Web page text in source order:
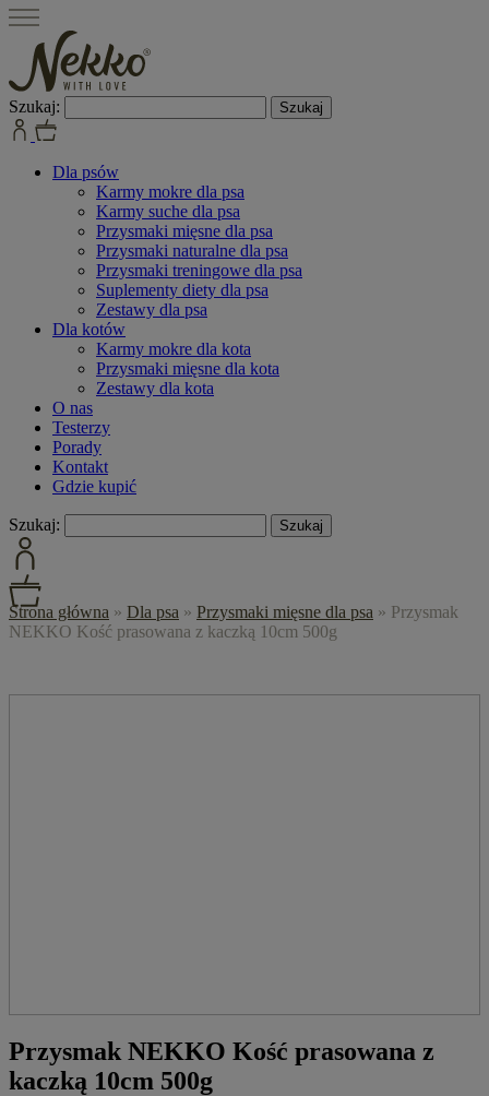
Szukaj:
Dla psów
Karmy mokre dla psa
Karmy suche dla psa
Przysmaki mięsne dla psa
Przysmaki naturalne dla psa
Przysmaki treningowe dla psa
Suplementy diety dla psa
Zestawy dla psa
Dla kotów
Karmy mokre dla kota
Przysmaki mięsne dla kota
Zestawy dla kota
O nas
Testerzy
Porady
Kontakt
Gdzie kupić
Szukaj:
Strona główna » Dla psa » Przysmaki mięsne dla psa » Przysmak
NEKKO Kość prasowana z kaczką 10cm 500g
Przysmak NEKKO Kość prasowana z
kaczką 10cm 500g